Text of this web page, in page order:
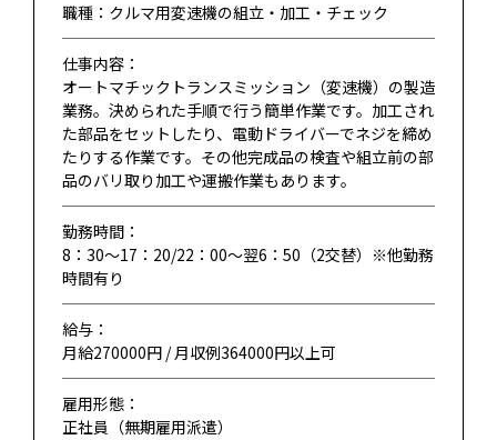
職種：クルマ用変速機の組立・加工・チェック
仕事内容：
オートマチックトランスミッション（変速機）の製造
業務。決められた手順で行う簡単作業です。加工され
た部品をセットしたり、電動ドライバーでネジを締め
たりする作業です。その他完成品の検査や組立前の部
品のバリ取り加工や運搬作業もあります。
勤務時間：
8：30～17：20/22：00～翌6：50（2交替）※他勤務
時間有り
給与：
月給270000円 / 月収例364000円以上可
雇用形態：
正社員（無期雇用派遣）